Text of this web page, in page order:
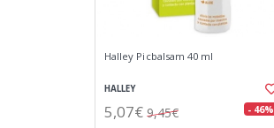
Halley Picbalsam 40 ml
HALLEY
5,07€ 9,45€ - 46%